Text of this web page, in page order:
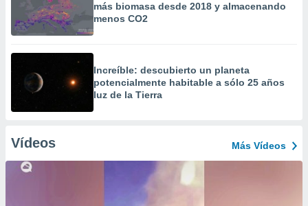
más biomasa desde 2018 y almacenando
menos CO2
Increíble: descubierto un planeta
potencialmente habitable a sólo 25 años
luz de la Tierra
Vídeos Más Vídeos